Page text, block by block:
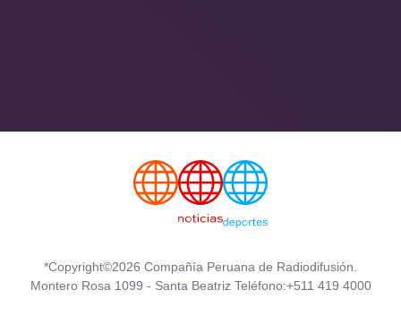
*Copyright©2026 Compañía Peruana de Radiodifusión.
Montero Rosa 1099 - Santa Beatriz Teléfono:+511 419 4000